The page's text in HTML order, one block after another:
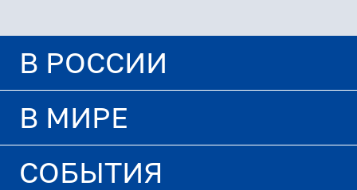
В РОССИИ
В МИРЕ
СОБЫТИЯ